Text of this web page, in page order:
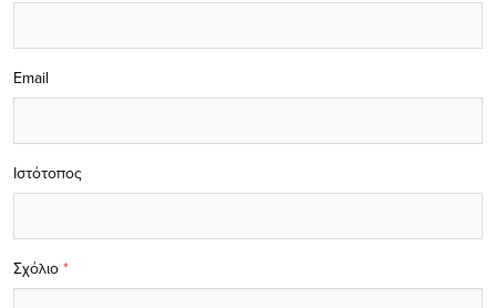
Σχόλιο *
Email
Ιστότοπος